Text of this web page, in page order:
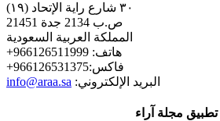
٣٠ شارع راية الإتحاد (١٩)
ص.ب 2134 جدة 21451
المملكة العربية السعودية
+هاتف: 966126511999
+فاكس:966126531375
info@araa.sa :البريد الإلكتروني
تطبيق مجلة آراء